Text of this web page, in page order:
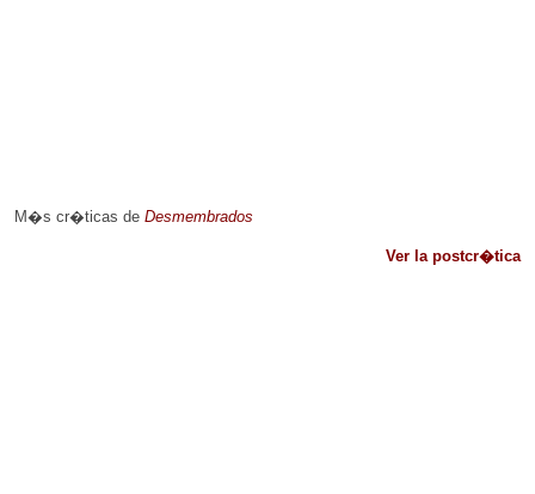
M�s cr�ticas deDesmembrados
Ver la postcr�tica